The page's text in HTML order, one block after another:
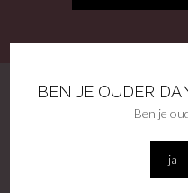
BEN JE OUDER
Ben je
ja